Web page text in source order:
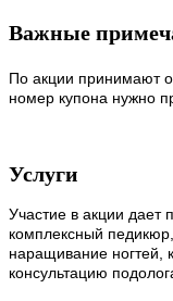
Важные
По акции принимают
номер купона нужно
Услуги
Участие в акции дает
комплексный
наращивание ногтей,
консультацию